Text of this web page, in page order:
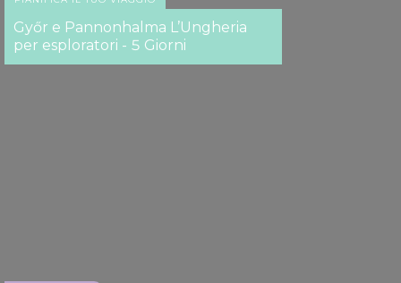
Győr e Pannonhalma L’Ungheria
per esploratori - 5 Giorni